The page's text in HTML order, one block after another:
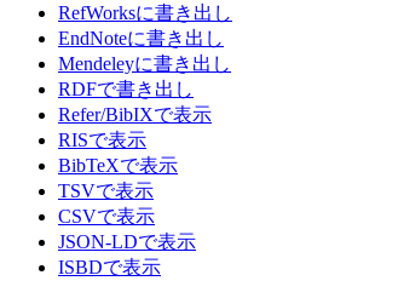
RefWorksに書き出し
EndNoteに書き出し
Mendeleyに書き出し
RDFで書き出し
Refer/BibIXで表示
RISで表示
BibTeXで表示
TSVで表示
CSVで表示
JSON-LDで表示
ISBDで表示